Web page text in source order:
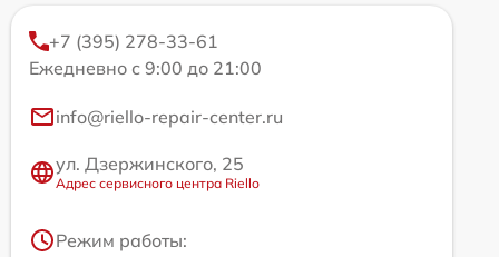
+7 (395) 278-33-61
Ежедневно с 9:00 до 21:00
info@riello-repair-center.ru
ул. Дзержинского, 25
Адрес сервисного центра Riello
Режим работы: